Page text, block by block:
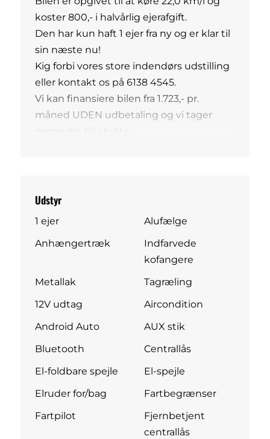
koster 800,- i halvårlig ejerafgift.
Den har kun haft 1 ejer fra ny og er klar til
sin næste nu!
Kig forbi vores store indendørs udstilling
eller kontakt os på 6138 4545.
Vi kan finansiere bilen fra 1.723,- pr.
måned UDEN udbetaling og vi tager
Udstyr
1 ejer
Alufælge
Anhængertræk
Indfarvede
kofangere
Metallak
Tagræling
12V udtag
Aircondition
Android Auto
AUX stik
Bluetooth
Centrallås
El-foldbare spejle
El-spejle
Elruder for/bag
Fartbegrænser
Fartpilot
Fjernbetjent
centrallås